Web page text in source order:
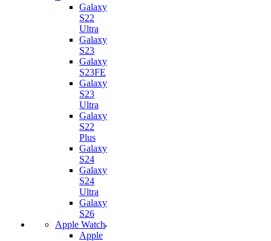
Galaxy
S22
Ultra
Galaxy
S23
Galaxy
S23FE
Galaxy
S23
Ultra
Galaxy
S22
Plus
Galaxy
S24
Galaxy
S24
Ultra
Galaxy
S26
Apple Watch
Apple